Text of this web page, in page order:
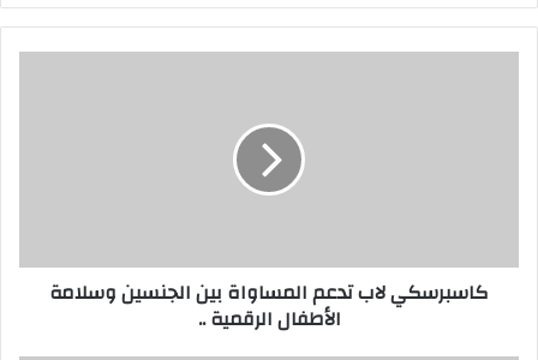
ر
ل
كاسبرسكي لاب تدعم المساواة بين الجنسين وسلامة
الأطفال الرقمية ..